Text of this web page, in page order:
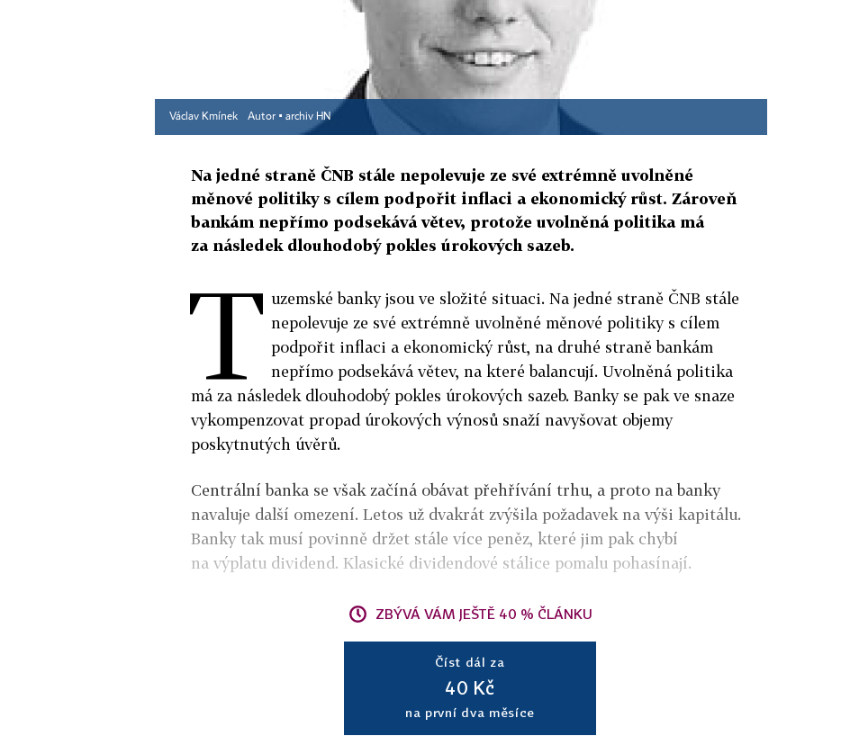
Václav Kmínek Autor ▪ archiv HN
Na jedné straně ČNB stále nepolevuje ze své extrémně uvolněné
měnové politiky s cílem podpořit inflaci a ekonomický růst. Zároveň
bankám nepřímo podsekává větev, protože uvolněná politika má
za následek dlouhodobý pokles úrokových sazeb.
T uzemské banky jsou ve složité situaci. Na jedné straně ČNB stále
nepolevuje ze své extrémně uvolněné měnové politiky s cílem
podpořit inflaci a ekonomický růst, na druhé straně bankám
nepřímo podsekává větev, na které balancují. Uvolněná politika
má za následek dlouhodobý pokles úrokových sazeb. Banky se pak ve snaze
vykompenzovat propad úrokových výnosů snaží navyšovat objemy
poskytnutých úvěrů.
Centrální banka se však začíná obávat přehřívání trhu, a proto na banky
navaluje další omezení. Letos už dvakrát zvýšila požadavek na výši kapitálu.
Banky tak musí povinně držet stále více peněz, které jim pak chybí
na výplatu dividend. Klasické dividendové stálice pomalu pohasínají.
ZBÝVÁ VÁM JEŠTĚ 40 % ČLÁNKU
Číst dál za
40 Kč
na první dva měsíce